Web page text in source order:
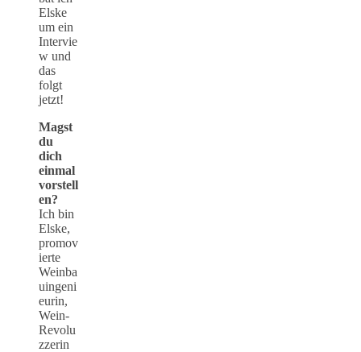
Elske
um ein
Intervie
w und
das
folgt
jetzt!
Magst
du
dich
einmal
vorstell
en?
Ich bin
Elske,
promov
ierte
Weinba
uingeni
eurin,
Wein-
Revolu
zzerin